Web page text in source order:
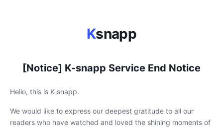
Ksnapp
[Notice] K-snapp Service End Notice
Hello, this is K-snapp.
We would like to express our deepest gratitude to all our
readers who have watched and loved the shining moments of